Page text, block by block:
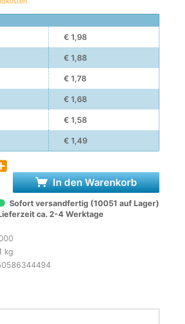
€ 1,98
€ 1,88
€ 1,78
€ 1,68
€ 1,58
€ 1,49
In den Warenkorb
Sofort versandfertig (10051 auf Lager)
ca. 2-4 Werktage
kg